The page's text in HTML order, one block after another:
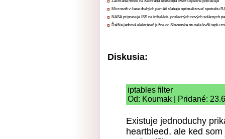
Microsoft v čase drahých pamätí sľubuje optimalizovať spotrebu
NASA pripravuje ISS na inštaláciu posledných nových solárnych
Ďalšia jadrová elektráreň južne od Slovenska musela kvôli teplu
Diskusia:
iptables filter
Od: Koumak | Pridané:
Existuje jednoduchy
heartbleed, ale ked